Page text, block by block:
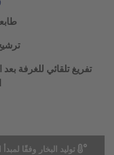
تفريغ تلقائي للغرفة
توليد البخار وفقًا